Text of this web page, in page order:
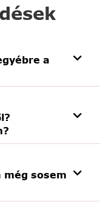
a
még sosem